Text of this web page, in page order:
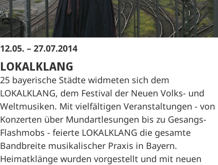
12.05. – 27.07.2014
LOKALKLANG
25 bayerische Städte widmeten sich dem
LOKALKLANG, dem Festival der Neuen Volks- und
Weltmusiken. Mit vielfältigen Veranstaltungen - von
Konzerten über Mundartlesungen bis zu Gesangs-
Flashmobs - feierte LOKALKLANG die gesamte
Bandbreite musikalischer Praxis in Bayern.
Heimatklänge wurden vorgestellt und mit neuen